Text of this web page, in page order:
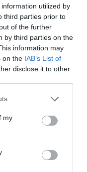
utilized by
third parties prior to
of the further
by third parties on the
information may
on the IAB’s List of
disclose it to other
or more Google
You may click to
third-party tags to
in below Google
my
Hazank e il
hanno ottenuto
centrista del
della Seconda
di sostegno,
mandati del